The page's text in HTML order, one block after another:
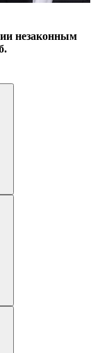
незаконным